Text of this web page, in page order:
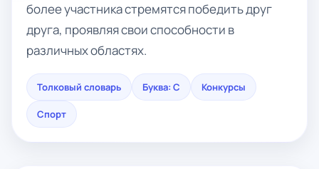
более участника стремятся победить друг
друга, проявляя свои способности в
различных областях.
Толковый словарь Буква: С Конкурсы
Спорт